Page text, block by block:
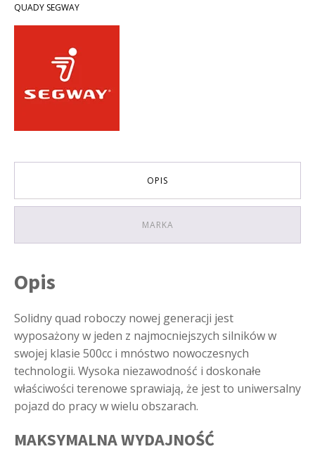
AT5
S
homologacja:T3B
CZARNY
QUADY SEGWAY
OPIS
MARKA
Opis
Solidny quad roboczy nowej generacji jest
wyposażony w jeden z najmocniejszych silników w
swojej klasie 500cc i mnóstwo nowoczesnych
technologii. Wysoka niezawodność i doskonałe
właściwości terenowe sprawiają, że jest to uniwersalny
pojazd do pracy w wielu obszarach.
MAKSYMALNA WYDAJNOŚĆ